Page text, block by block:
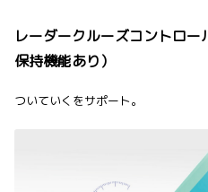
レーダークルーズコントロ
保持機能あり）
ついていくをサポート。